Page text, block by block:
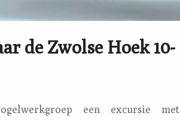
de Zwolse Hoek 10-
een excursie met